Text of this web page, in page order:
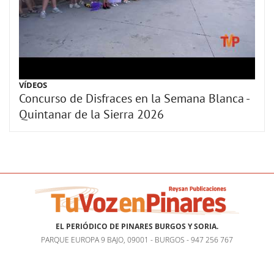
VÍDEOS
Concurso de Disfraces en la Semana Blanca -
Quintanar de la Sierra 2026
EL PERIÓDICO DE PINARES BURGOS Y SORIA.
PARQUE EUROPA 9 BAJO, 09001 - BURGOS - 947 256 767